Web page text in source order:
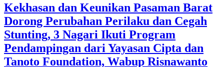
Kekhasan dan Keunikan Pasaman Barat
Dorong Perubahan Perilaku dan Cegah
Stunting, 3 Nagari Ikuti Program
Pendampingan dari Yayasan Cipta dan
Tanoto Foundation, Wabup Risnawanto